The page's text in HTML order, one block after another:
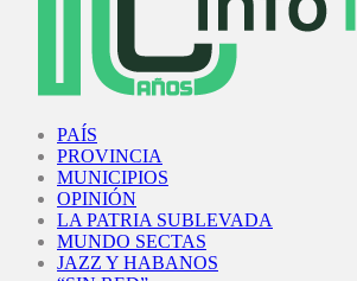
PAÍS
PROVINCIA
MUNICIPIOS
OPINIÓN
LA PATRIA SUBLEVADA
MUNDO SECTAS
JAZZ Y HABANOS